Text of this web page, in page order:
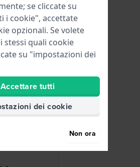
se cliccate su
i cookie", accettate
opzionali. Se volete
stessi quali cookie
su "impostazioni dei
Accettare tutti
dei cookie
Non ora